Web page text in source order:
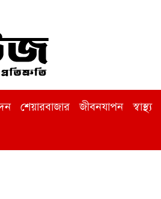
শেয়ারবাজার জীবনযাপন স্বাস্থ্য